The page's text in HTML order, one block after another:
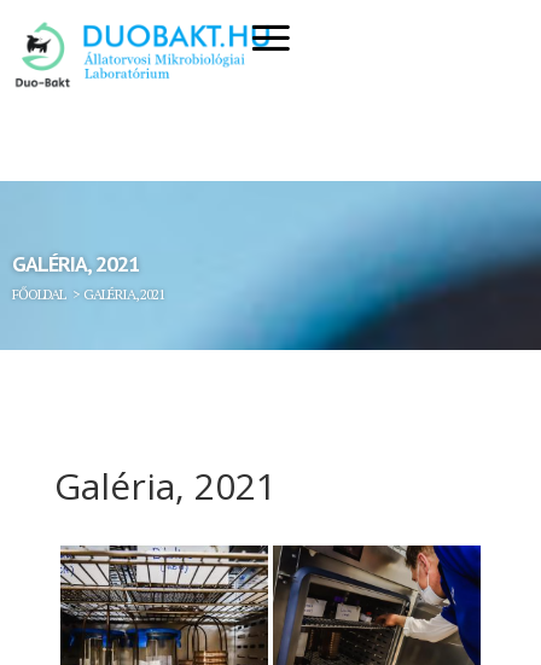
GALÉRIA, 2021
FŐOLDAL> GALÉRIA, 2021
Galéria, 2021